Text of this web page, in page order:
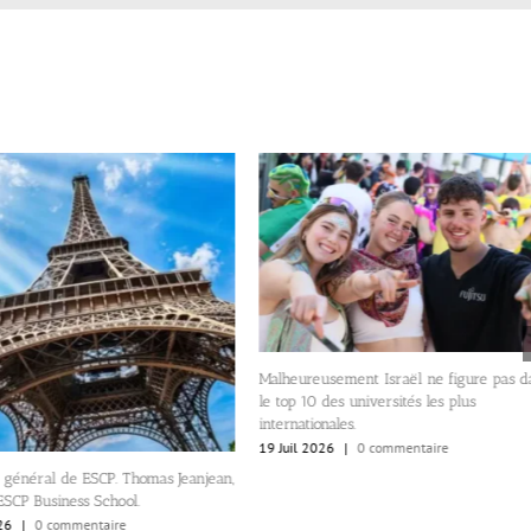
de ESCP. Thomas Jeanjean,
Business School.
| 0 commentaire
Malheureusement Israël ne figure pas
le top 10 des universités les plus
internationales.
19 Juil 2026 | 0 commentaire